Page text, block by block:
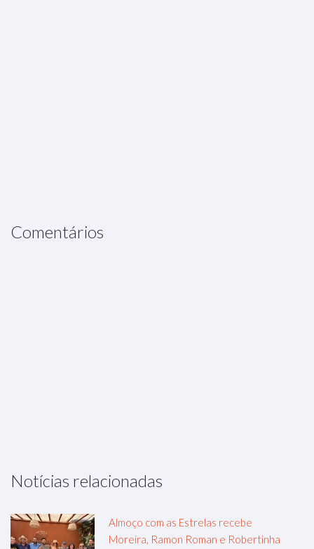
Comentários
Notícias relacionadas
Almoço com as Estrelas recebe
Moreira, Ramon Roman e Robertinha